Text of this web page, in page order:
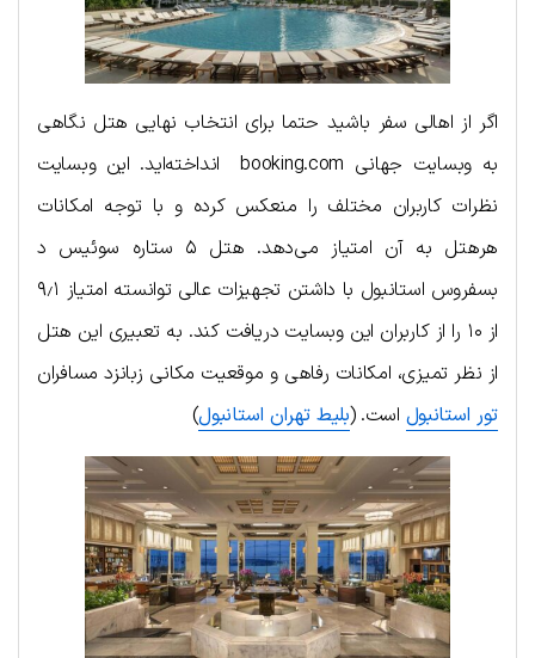
اگر از اهالی سفر باشید حتما برای انتخاب نهایی هتل نگاهی
به وبسایت جهانی booking.com انداخته‌اید. این وبسایت
نظرات کاربران مختلف را منعکس کرده و با توجه امکانات
هرهتل به آن امتیاز می‌دهد. هتل ۵ ستاره سوئیس د
بسفروس استانبول با داشتن تجهیزات عالی توانسته امتیاز ۹٫۱
از ۱۰ را از کاربران این وبسایت دریافت کند. به تعبیری این هتل
از نظر تمیزی، امکانات رفاهی و موقعیت مکانی زبانزد مسافران
تور استانبول است. (بلیط تهران استانبول)